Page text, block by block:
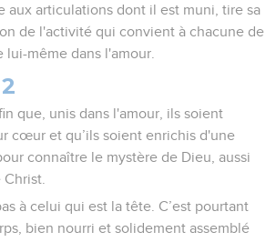
aux articulations dont il est muni, tire sa
de l'activité qui convient à chacune de
lui-même dans l'amour.
que, unis dans l'amour, ils soient
cœur et qu’ils soient enrichis d'une
connaître le mystère de Dieu, aussi
à celui qui est la tête. C’est pourtant
bien nourri et solidement assemblé